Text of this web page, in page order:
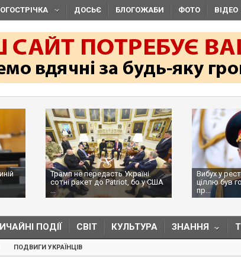
ДОСЬЄ БЛОГОЖАБИ ФОТО ВІДЕО
Трамп не передасть Україні
сотні ракет до Patriot, бо у США
...
Вибух у
ціллю був
пр...
ПОДІЇ СВІТ КУЛЬТУРА ЗНАННЯ
ПОДВИГИ УКРАЇНЦІВ